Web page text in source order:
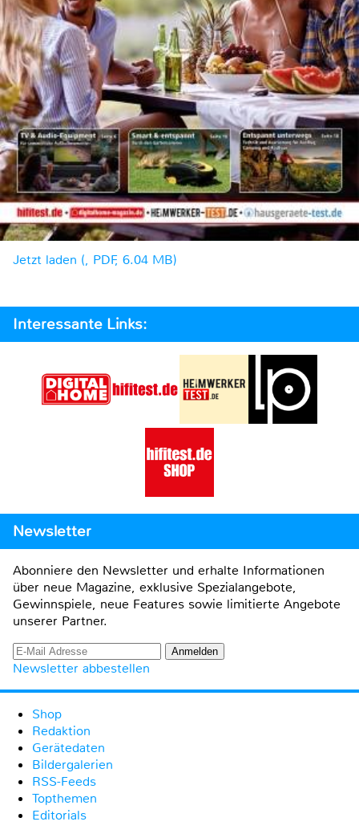
Jetzt laden (, PDF, 6.04 MB)
Interessante Links:
Newsletter
Abonniere den Newsletter und erhalte Informationen
über neue Magazine, exklusive Spezialangebote,
Gewinnspiele, neue Features sowie limitierte Angebote
unserer Partner.
Newsletter abbestellen
Shop
Redaktion
Gerätedaten
Bildergalerien
RSS-Feeds
Topthemen
Editorials